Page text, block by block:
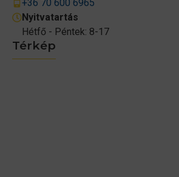
Térkép
+36 70 600 6965
Nyitvatartás
Hétfő - Péntek: 8-17